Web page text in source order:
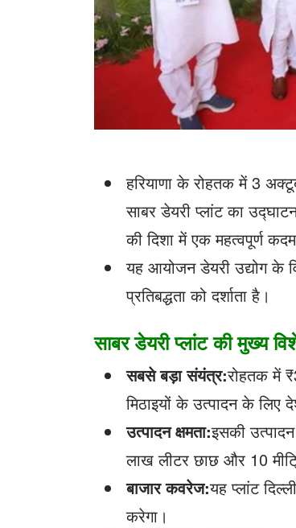
हरियाणा के रोहतक में 3
साबर डेयरी प्लांट का
की दिशा में एक महत्वपूर्ण
यह आयोजन डेयरी उद्योग के
प्रतिबद्धता को दर्शाता है।
साबर डेयरी प्लांट की मुख्य
सबसे बड़ा संयंत्र:रोहतक में
मिठाइयों के उत्पादन के
उत्पादन क्षमता:इसकी
लाख लीटर छाछ और 10
बाजार कवरेज:यह प्लांट
करेगा।